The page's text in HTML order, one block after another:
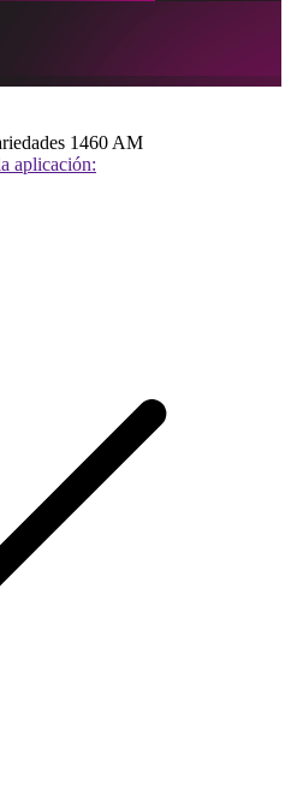
1460 AM
aplicación: